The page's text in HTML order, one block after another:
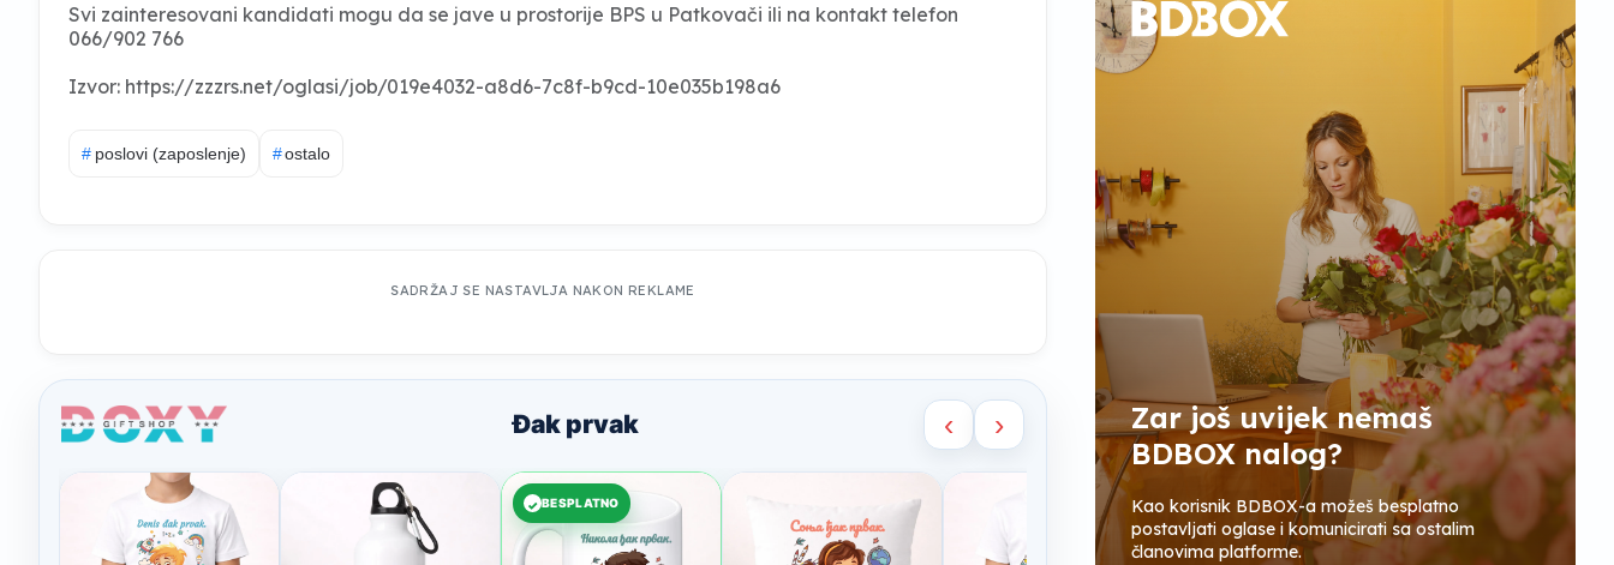
Svi zainteresovani kandidati mogu da se jave u prostorije BPS u Patkovači ili na kontakt telefon
066/902 766
Izvor: https://zzzrs.net/oglasi/job/019e4032-a8d6-7c8f-b9cd-10e035b198a6
# poslovi (zaposlenje) #ostalo
SADRŽAJ SE NASTAVLJA NAKON REKLAME
Zar još uvijek nemaš
BDBOX nalog?
Kao korisnik BDBOX-a možeš besplatno
postavljati oglase i komunicirati sa ostalim
članovima platforme.